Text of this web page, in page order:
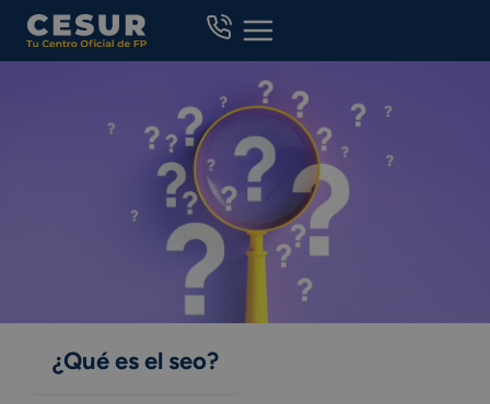
Skip
content
¿Qué es el seo?